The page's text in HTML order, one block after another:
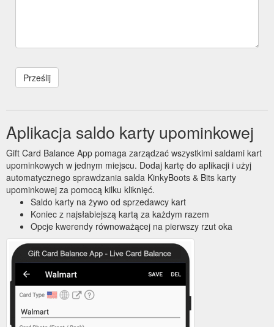
Aplikacja saldo karty upominkowej
Gift Card Balance App pomaga zarządzać wszystkimi saldami kart
upominkowych w jednym miejscu. Dodaj kartę do aplikacji i użyj
automatycznego sprawdzania salda KinkyBoots & Bits karty
upominkowej za pomocą kilku kliknięć.
Saldo karty na żywo od sprzedawcy kart
Koniec z najsłabiejszą kartą za każdym razem
Opcje kwerendy równoważącej na pierwszy rzut oka